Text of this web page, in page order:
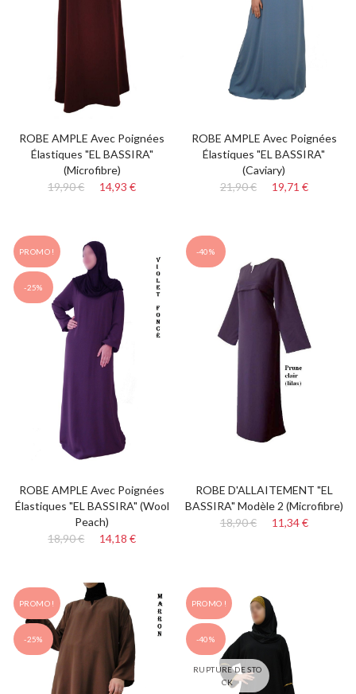
ROBE AMPLE Avec Poignées
Élastiques "EL BASSIRA"
(Microfibre)
19,90 €
14,93 €
ROBE AMPLE Avec Poignées
Élastiques "EL BASSIRA"
(Caviary)
21,90 €
19,71 €
PROMO !
-25%
ROBE AMPLE Avec Poignées
Élastiques "EL BASSIRA" (Wool
Peach)
18,90 €
14,18 €
-40%
ROBE D'ALLAITEMENT "EL
BASSIRA" Modèle 2 (Microfibre)
18,90 €
11,34 €
PROMO !
-25%
PROMO !
-40%
RUPTURE DE STO
CK